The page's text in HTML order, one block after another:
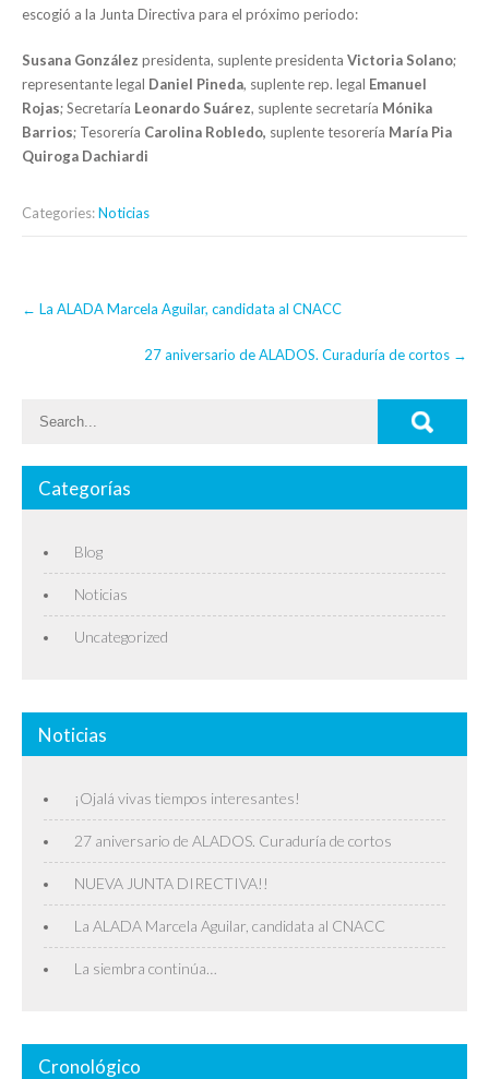
escogió a la Junta Directiva para el próximo periodo:
Susana González presidenta, suplente presidenta Victoria Solano;
representante legal Daniel Pineda, suplente rep. legal Emanuel
Rojas; Secretaría Leonardo Suárez, suplente secretaría Mónika
Barrios; Tesorería Carolina Robledo, suplente tesorería María Pia
Quiroga Dachiardi
Categories:Noticias
Post
navigation
← La ALADA Marcela Aguilar, candidata al CNACC
27 aniversario de ALADOS. Curaduría de cortos →
Categorías
Blog
Noticias
Uncategorized
Noticias
¡Ojalá vivas tiempos interesantes!
27 aniversario de ALADOS. Curaduría de cortos
NUEVA JUNTA DIRECTIVA!!
La ALADA Marcela Aguilar, candidata al CNACC
La siembra continúa…
Cronológico